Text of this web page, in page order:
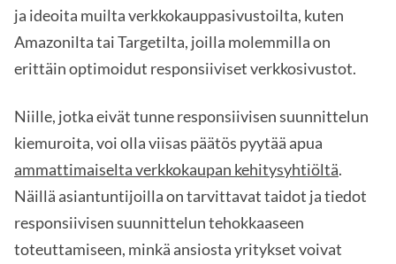
ja ideoita muilta verkkokauppasivustoilta, kuten
Amazonilta tai Targetilta, joilla molemmilla on
erittäin optimoidut responsiiviset verkkosivustot.
Niille, jotka eivät tunne responsiivisen suunnittelun
kiemuroita, voi olla viisas päätös pyytää apua
ammattimaiselta verkkokaupan kehitysyhtiöltä.
Näillä asiantuntijoilla on tarvittavat taidot ja tiedot
responsiivisen suunnittelun tehokkaaseen
toteuttamiseen, minkä ansiosta yritykset voivat